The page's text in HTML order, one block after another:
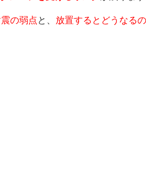
の弱点と、 放置するとどうなるの